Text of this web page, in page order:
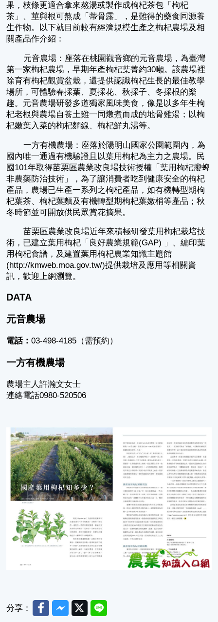
果，枝條更適合拿來熬湯或製作成枸杞茶包「枸杞
茶」、莖與根可熬成「蒂骨露」，是難得的藥食同源養
生作物。以下就目前較有經濟規模生產之枸杞農場及相
關產品作介紹：
元音農場：座落在桃園觀音鄉的元音農場，為臺灣
第一家枸杞農場，早期年產枸杞葉菁約30噸。該農場裡
除育有枸杞觀賞盆栽，還提供認識枸杞生長的最佳教學
場所，可體驗春採葉、夏採花、秋採子、冬採根的樂
趣。元音農場研發多道獨家風味美食，像是以多年生枸
杞老根與農場自養土雞一同燉煮而成的地骨雞湯；以枸
杞嫩葉入菜的枸杞麵線、枸杞鮮丸湯等。
一方有機農場：座落於陽明山國家公園範圍內，為
國內唯一通過有機驗證且以葉用枸杞為主力之農場。民
國101年取得苗栗區農業改良場技術授權「葉用枸杞癭蜱
非農藥防治技術」，為了讓消費者吃到健康安全的枸杞
產品，農場已生產一系列之枸杞產品，如有機轉型期枸
杞葉茶、枸杞葉麵及有機轉型期枸杞葉嫩梢等產品；秋
冬時節並可開放供民眾賞花摘果。
苗栗區農業改良場近年來積極研發葉用枸杞栽培技
術，已建立葉用枸杞「良好農業規範(GAP) 」、編印葉
用枸杞食譜，及建置葉用枸杞農業知識主題館
(http://kmweb.moa.gov.tw/)提供栽培及應用等相關資
訊，歡迎上網瀏覽。
DATA
元音農場
電話：03-498-4185（需預約）
一方有機農場
農場主人許瀚文女士
連絡電話0980-520506
分享： FacebookMessenger
TwitterLine